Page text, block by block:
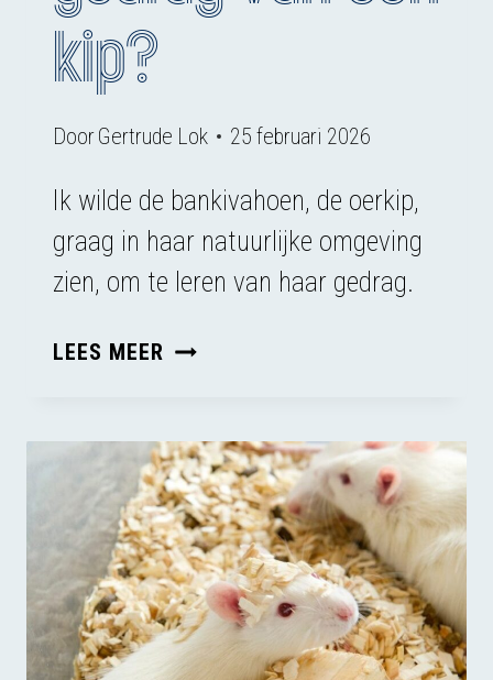
kip?
DoorGertrude Lok 25 februari 2026
Ik wilde de bankivahoen, de oerkip,
graag in haar natuurlijke omgeving
zien, om te leren van haar gedrag.
LEES MEER WAT
NATUURLIJKE
GEDRAG
VAN
EEN
KIP?